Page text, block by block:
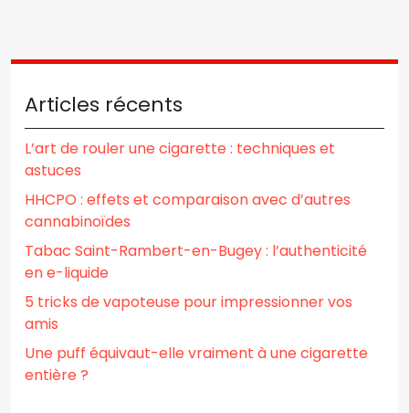
Articles récents
L’art de rouler une cigarette : techniques et
astuces
HHCPO : effets et comparaison avec d’autres
cannabinoïdes
Tabac Saint-Rambert-en-Bugey : l’authenticité
en e-liquide
5 tricks de vapoteuse pour impressionner vos
amis
Une puff équivaut-elle vraiment à une cigarette
entière ?